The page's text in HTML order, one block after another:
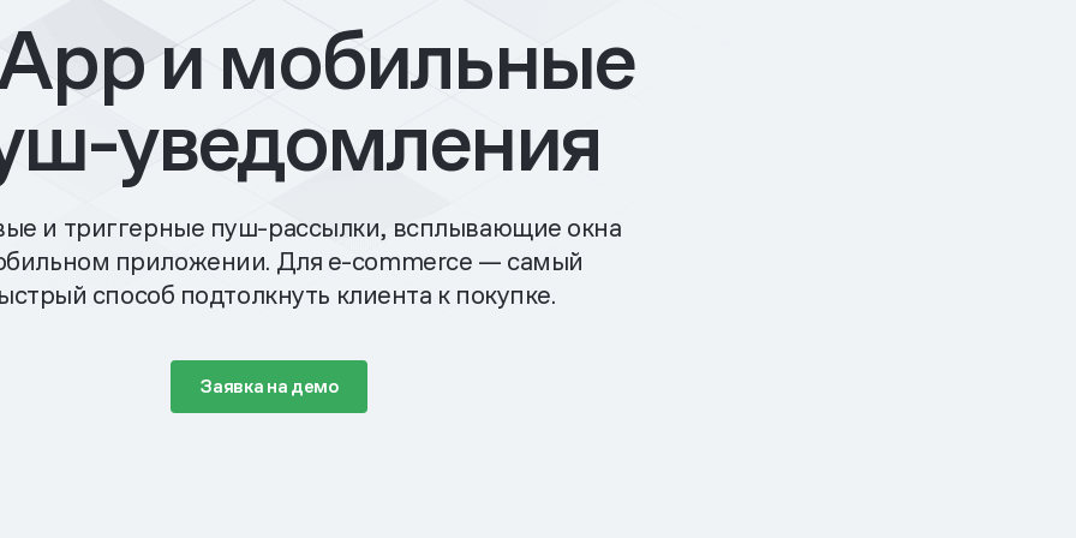
и мобильные
уведомления
и триггерные пуш-рассылки, всплывающие окна
приложении. Для e-commerce — самый
способ подтолкнуть клиента к покупке.
Заявка на демо